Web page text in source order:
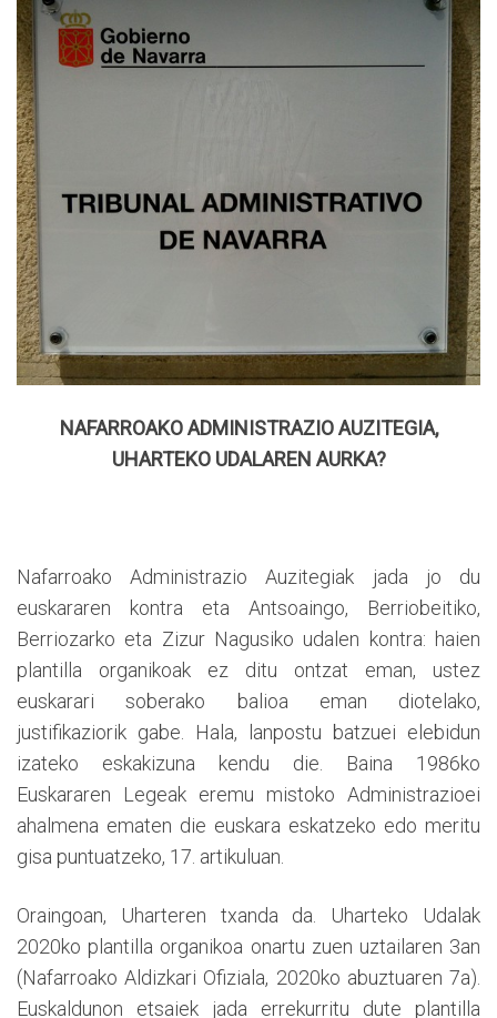
NAFARROAKO ADMINISTRAZIO AUZITEGIA,
UHARTEKO UDALAREN AURKA?
Nafarroako Administrazio Auzitegiak jada jo du
euskararen kontra eta Antsoaingo, Berriobeitiko,
Berriozarko eta Zizur Nagusiko udalen kontra: haien
plantilla organikoak ez ditu ontzat eman, ustez
euskarari soberako balioa eman diotelako,
justifikaziorik gabe. Hala, lanpostu batzuei elebidun
izateko eskakizuna kendu die. Baina 1986ko
Euskararen Legeak eremu mistoko Administrazioei
ahalmena ematen die euskara eskatzeko edo meritu
gisa puntuatzeko, 17. artikuluan.
Oraingoan, Uharteren txanda da. Uharteko Udalak
2020ko plantilla organikoa onartu zuen uztailaren 3an
(Nafarroako Aldizkari Ofiziala, 2020ko abuztuaren 7a).
Euskaldunon etsaiek jada errekurritu dute plantilla